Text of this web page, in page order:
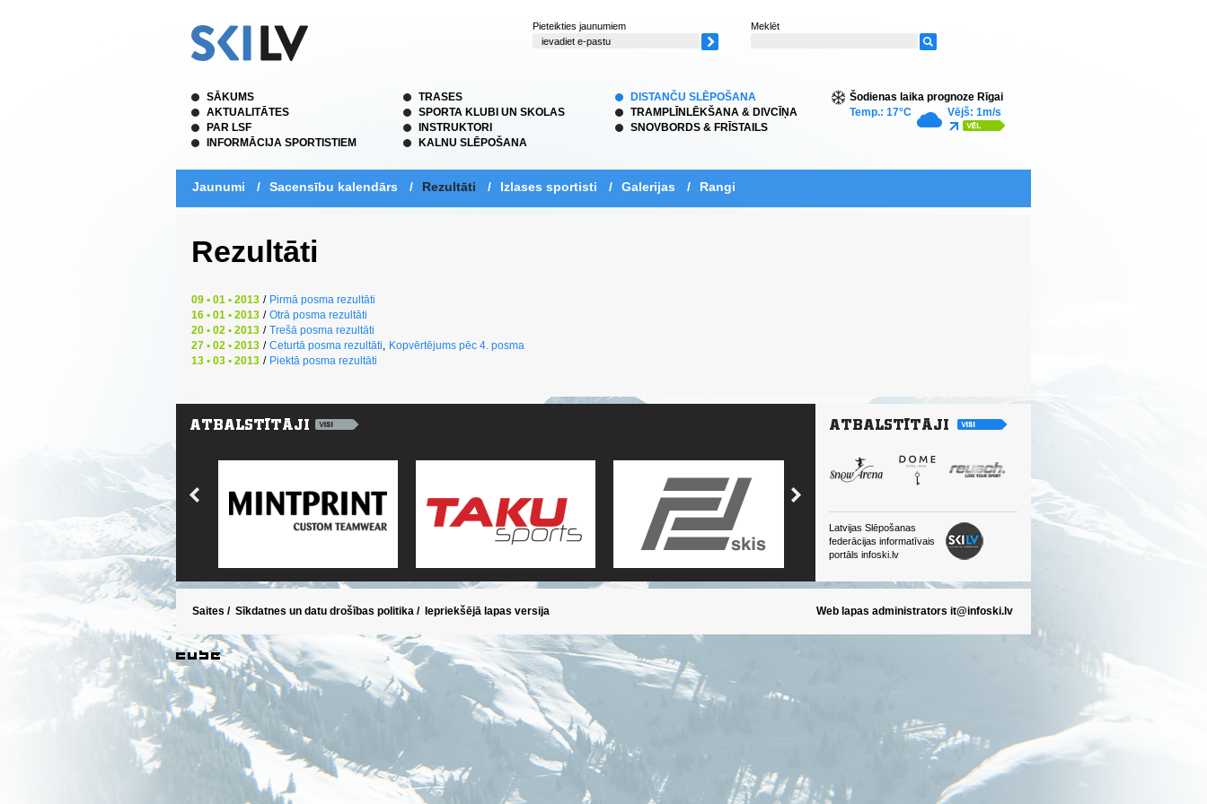
Pieteikties jaunumiem Meklēt
SĀKUMS
AKTUALITĀTES
PAR LSF
INFORMĀCIJA SPORTISTIEM
TRASES
SPORTA KLUBI UN SKOLAS
INSTRUKTORI
KALNU SLĒPOŠANA
DISTANČU SLĒPOŠANA
TRAMPLĪNLĒKŠANA & DIVCĪŅA
SNOVBORDS & FRĪSTAILS
Šodienas laika prognoze Rīgai
Temp.: 17°C
Vējš: 1m/s
Jaunumi / Sacensību kalendārs / Rezultāti / Izlases sportisti / Galerijas / Rangi
Rezultāti
09 • 01 • 2013 / Pirmā posma rezultāti
16 • 01 • 2013 / Otrā posma rezultāti
20 • 02 • 2013 / Trešā posma rezultāti
27 • 02 • 2013 / Ceturtā posma rezultāti, Kopvērtējums pēc 4. posma
13 • 03 • 2013 / Piektā posma rezultāti
Latvijas Slēpošanas
federācijas informatīvais
portāls infoski.lv
Saites / Sīkdatnes un datu drošības politika / Iepriekšējā lapas versija Web lapas administrators it@infoski.lv